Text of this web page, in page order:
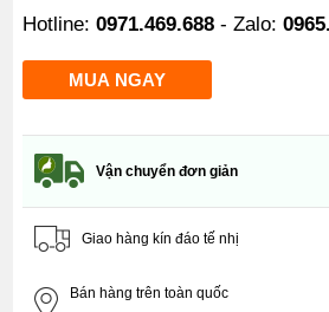
Hotline:0971.469.688 - Zalo:
Vận chuyển đơn giản
Giao hàng kín đáo tế nhị
Bán hàng trên toàn quốc